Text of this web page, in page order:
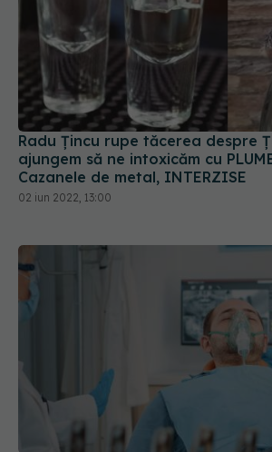
Radu Țincu rupe tăcerea despre
ajungem să ne intoxicăm cu
Cazanele de metal, INTERZISE
02 iun 2022, 13:00